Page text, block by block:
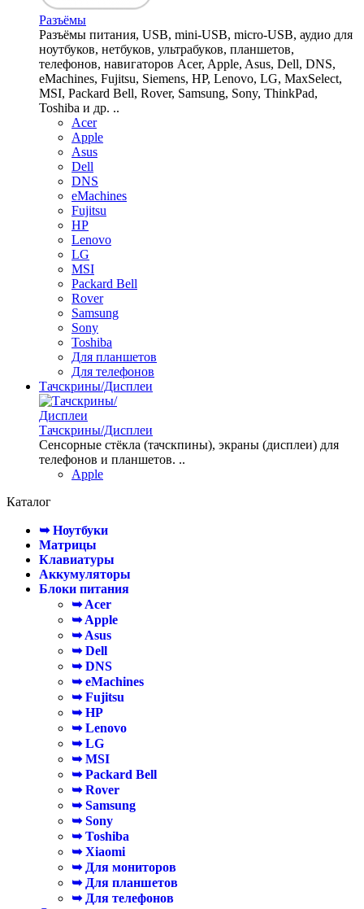
Разъёмы
Разъёмы питания, USB, mini-USB, micro-USB, аудио для
ноутбуков, нетбуков, ультрабуков, планшетов,
телефонов, навигаторов Acer, Apple, Asus, Dell, DNS,
eMachines, Fujitsu, Siemens, HP, Lenovo, LG, MaxSelect,
MSI, Packard Bell, Rover, Samsung, Sony, ThinkPad,
Toshiba и др. ..
Acer
Apple
Asus
Dell
DNS
eMachines
Fujitsu
HP
Lenovo
LG
MSI
Packard Bell
Rover
Samsung
Sony
Toshiba
Для планшетов
Для телефонов
Тачскрины/Дисплеи
Тачскрины/Дисплеи
Сенсорные стёкла (тачскпины), экраны (дисплеи) для
телефонов и планшетов. ..
Apple
Каталог
➥ Ноутбуки
Матрицы
Клавиатуры
Аккумуляторы
Блоки питания
➥ Acer
➥ Apple
➥ Asus
➥ Dell
➥ DNS
➥ eMachines
➥ Fujitsu
➥ HP
➥ Lenovo
➥ LG
➥ MSI
➥ Packard Bell
➥ Rover
➥ Samsung
➥ Sony
➥ Toshiba
➥ Xiaomi
➥ Для мониторов
➥ Для планшетов
➥ Для телефонов